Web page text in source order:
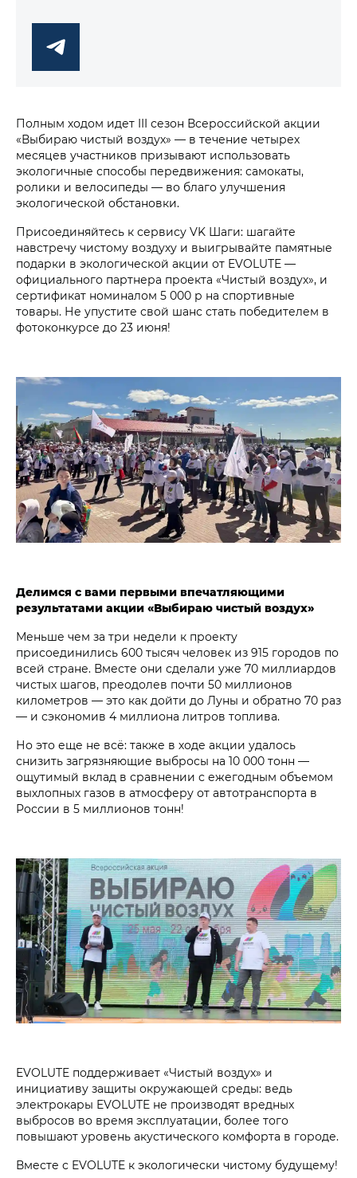
Полным ходом идет III сезон Всероссийской акции
«Выбираю чистый воздух» — в течение четырех
месяцев участников призывают использовать
экологичные способы передвижения: самокаты,
ролики и велосипеды — во благо улучшения
экологической обстановки.
Присоединяйтесь к сервису VK Шаги: шагайте
навстречу чистому воздуху и выигрывайте памятные
подарки в экологической акции от EVOLUTE —
официального партнера проекта «Чистый воздух», и
сертификат номиналом 5 000 р на спортивные
товары. Не упустите свой шанс стать победителем в
фотоконкурсе до 23 июня!
Делимся с вами первыми впечатляющими
результатами акции «Выбираю чистый воздух»
Меньше чем за три недели к проекту
присоединились 600 тысяч человек из 915 городов по
всей стране. Вместе они сделали уже 70 миллиардов
чистых шагов, преодолев почти 50 миллионов
километров — это как дойти до Луны и обратно 70 раз
— и сэкономив 4 миллиона литров топлива.
Но это еще не всё: также в ходе акции удалось
снизить загрязняющие выбросы на 10 000 тонн —
ощутимый вклад в сравнении с ежегодным объемом
выхлопных газов в атмосферу от автотранспорта в
России в 5 миллионов тонн!
EVOLUTE поддерживает «Чистый воздух» и
инициативу защиты окружающей среды: ведь
электрокары EVOLUTE не производят вредных
выбросов во время эксплуатации, более того
повышают уровень акустического комфорта в городе.
Вместе с EVOLUTE к экологически чистому будущему!